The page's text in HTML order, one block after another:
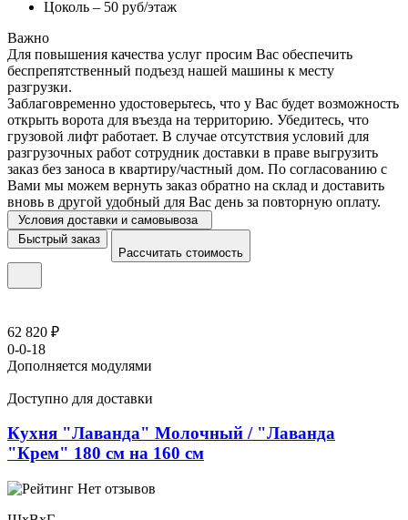
Цоколь – 50 руб/этаж
Важно
Для повышения качества услуг просим Вас обеспечить
беспрепятственный подъезд нашей машины к месту
разгрузки.
Заблаговременно удостоверьтесь, что у Вас будет возможность
открыть ворота для въезда на территорию. Убедитесь, что
грузовой лифт работает. В случае отсутствия условий для
разгрузочных работ сотрудник доставки в праве выгрузить
заказ без заноса в квартиру/частный дом. По согласованию с
Вами мы можем вернуть заказ обратно на склад и доставить
вновь в другой удобный для Вас день за повторную оплату.
Условия доставки и самовывоза
Быстрый заказ
Рассчитать стоимость
62 820 ₽
0-0-18
Дополняется модулями
Доступно для доставки
Кухня "Лаванда" Молочный / "Лаванда
"Крем" 180 см на 160 см
Нет отзывов